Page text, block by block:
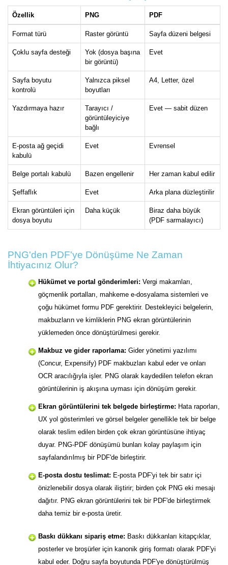
Özellik PNG PDF
Format türü Raster görüntü Sayfa düzeni belgesi
Çoklu sayfa desteği
Yok (dosya başına
bir görüntü)
Evet
Sayfa boyutu
kontrolü
Yalnızca piksel
boyutları
A4, Letter, özel
Yazdırmaya hazır
Tarayıcı /
görüntüleyiciye
bağlı
Evet — sabit düzen
E-posta ağ geçidi
kabulü
Evet Evrensel
Belge portalı kabulü Bazen engellenir Her zaman kabul edilir
Şeffaflık Evet Arka plana düzleştirilir
Ekran görüntüleri için
dosya boyutu
Daha küçük
Biraz daha büyük
(PDF sarmalayıcı)
PNG'den PDF'ye Dönüşüme Ne Zaman
İhtiyacınız Olur?
Hükümet ve portal gönderimleri: Vergi makamları,
göçmenlik portalları, mahkeme e-dosyalama sistemleri ve
çoğu hükümet formu PDF gerektirir. Destekleyici belgelerin,
makbuzların ve kimliklerin PNG ekran görüntülerinin
yüklemeden önce dönüştürülmesi gerekir.
Makbuz ve gider raporlama: Gider yönetimi yazılımı
(Concur, Expensify) PDF makbuzları kabul eder ve onları
OCR aracılığıyla işler. PNG olarak kaydedilen telefon ekran
görüntülerinin iş akışına uyması için dönüşüm gerekir.
Ekran görüntülerini tek belgede birleştirme: Hata raporları,
UX yol gösterimleri ve görsel belgeler genellikle tek bir belge
olarak teslim edilen birden çok ekran görüntüsüne ihtiyaç
duyar. PNG-PDF dönüşümü bunları kolay paylaşım için
sayfalandırılmış bir PDF'de birleştirir.
E-posta dostu teslimat: E-posta PDF'yi tek bir satır içi
önizlenebilir dosya olarak iliştirir; birden çok PNG eki mesajı
dağıtır. PNG ekran görüntülerini tek bir PDF'de birleştirmek
daha temiz bir e-posta üretir.
Baskı dükkanı sipariş etme: Baskı dükkanları kitapçıklar,
posterler ve broşürler için kanonik giriş formatı olarak PDF'yi
kabul eder. Doğru sayfa boyutunda PDF'ye dönüştürülmüş